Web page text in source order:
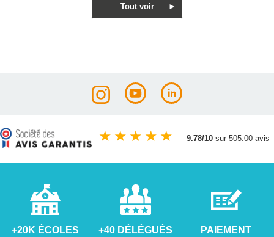
★ ★ ★ ★ ★ 9.78/10 sur 505.00 avis
+20K ÉCOLES +40 DÉLÉGUÉS PAIEMENT